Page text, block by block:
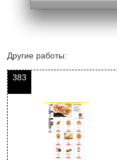
Другие работы:
383